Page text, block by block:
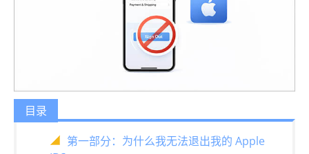
目录
第一部分：为什么我无法退出我的 Apple